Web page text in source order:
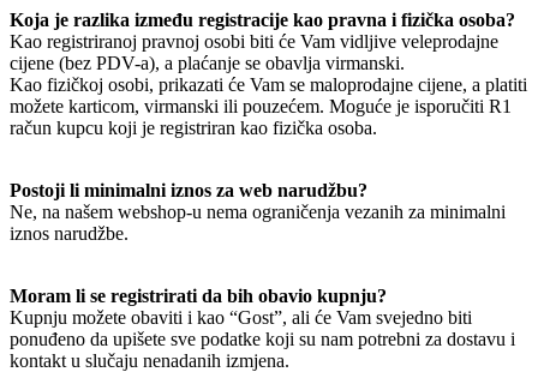
Koja je razlika između registracije kao pravna i fizička osoba?
Kao registriranoj pravnoj osobi biti će Vam vidljive veleprodajne
cijene (bez PDV-a), a plaćanje se obavlja virmanski.
Kao fizičkoj osobi, prikazati će Vam se maloprodajne cijene, a platiti
možete karticom, virmanski ili pouzećem. Moguće je isporučiti R1
račun kupcu koji je registriran kao fizička osoba.
Postoji li minimalni iznos za web narudžbu?
Ne, na našem webshop-u nema ograničenja vezanih za minimalni
iznos narudžbe.
Moram li se registrirati da bih obavio kupnju?
Kupnju možete obaviti i kao “Gost”, ali će Vam svejedno biti
ponuđeno da upišete sve podatke koji su nam potrebni za dostavu i
kontakt u slučaju nenadanih izmjena.